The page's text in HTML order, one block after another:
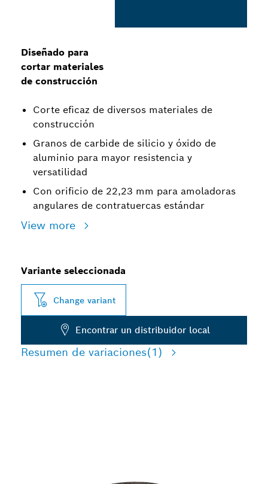
Diseñado para
cortar materiales
de construcción
Corte eficaz de diversos materiales de
construcción
Granos de carbide de silicio y óxido de
aluminio para mayor resistencia y
versatilidad
Con orificio de 22,23 mm para amoladoras
angulares de contratuercas estándar
View more
Variante seleccionada
Change variant
Encontrar un distribuidor local
Resumen de variaciones(1)